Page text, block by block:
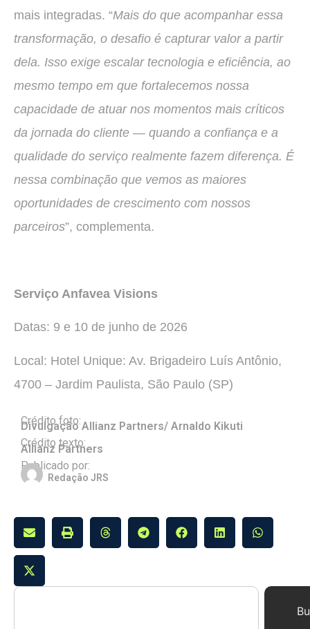
mais integradas. “Mais do que acompanhar essa
transformação, o desafio é capturar valor a partir
dela. Isso exige escalar tecnologia e eficiência, ao
mesmo tempo em que fortalecemos nossa
capacidade de atuar nos momentos mais críticos
da jornada do cliente — quando a confiança e a
qualidade do serviço realmente fazem diferença. É
nessa combinação que vemos as maiores
oportunidades de crescimento com nossos
parceiros”, complementa.
Serviço Anfavea Visions
Datas: 9 e 10 de junho de 2026
Local: Hotel Unique: Av. Brigadeiro Luís Antônio,
4700 – Jardim Paulista, São Paulo (SP)
Crédito foto:
Divulgação Allianz Partners/ Arnaldo Kikuti
Crédito texto:
Allianz Partners
Publicado por:
Redação JRS